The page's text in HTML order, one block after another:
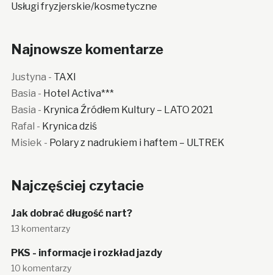
Usługi fryzjerskie/kosmetyczne
Najnowsze komentarze
Justyna - TAXI
Basia - Hotel Activa***
Basia - Krynica Źródłem Kultury – LATO 2021
Rafal - Krynica dziś
Misiek - Polary z nadrukiem i haftem – ULTREK
Najczęściej czytacie
Jak dobrać długość nart?
13 komentarzy
PKS - informacje i rozkład jazdy
10 komentarzy